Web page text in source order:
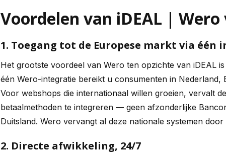
Voordelen van iDEAL |
1. Toegang tot de Europese markt via één
Het grootste voordeel van Wero ten opzichte van iDEAL is
één Wero-integratie bereikt u consumenten in Nederland,
Voor webshops die internationaal willen groeien, vervalt
betaalmethoden te integreren — geen afzonderlijke
Duitsland. Wero vervangt al deze nationale systemen
2. Directe afwikkeling, 24/7